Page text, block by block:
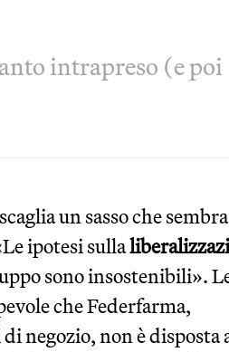
intrapreso (e poi
un sasso che sembra
ipotesi sulla
sono insostenibili».
che Federfarma,
negozio, non è disposta